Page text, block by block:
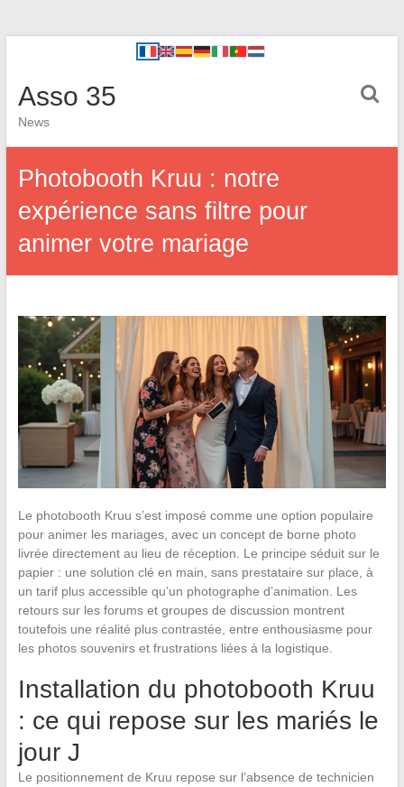
Asso 35
News
Photobooth Kruu : notre
expérience sans filtre pour
animer votre mariage
Le photobooth Kruu s’est imposé comme une option populaire
pour animer les mariages, avec un concept de borne photo
livrée directement au lieu de réception. Le principe séduit sur le
papier : une solution clé en main, sans prestataire sur place, à
un tarif plus accessible qu’un photographe d’animation. Les
retours sur les forums et groupes de discussion montrent
toutefois une réalité plus contrastée, entre enthousiasme pour
les photos souvenirs et frustrations liées à la logistique.
Installation du photobooth Kruu
: ce qui repose sur les mariés le
jour J
Le positionnement de Kruu repose sur l’absence de technicien